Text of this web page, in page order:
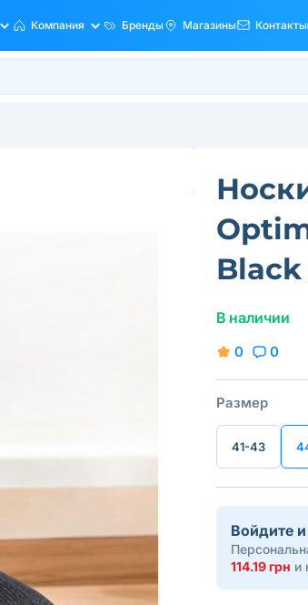
Компания Бренды Магазины Контакты
В наличии
0 0
Размер
41-43
Войдите
114.19 грн и